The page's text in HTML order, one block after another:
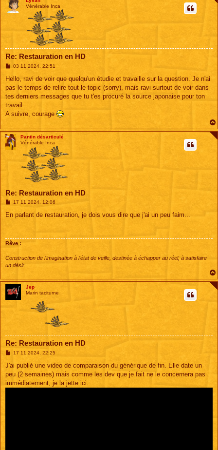
Vénérable Inca
Re: Restauration en HD
M
s
a
g
03 11 2024, 22:51
Hello, ravi de voir que quelqu'un étudie et travaille sur la question. Je n'ai
pas le temps de relire tout le topic (sorry), mais ravi surtout de voir dans
tes derniers messages que tu t'es procuré la source japonaise pour ton
travail.
A suivre, courage
Pantin désarticulé
Vénérable Inca
Re: Restauration en HD
M
s
17 11 2024, 12:06
En parlant de restauration, je dois vous dire que j'ai un peu faim...
Rêve :
Construction de l'imagination à l'état de veille, destinée à échapper au réel, à satisfaire
un désir.
Jep
Marin taciturne
Re: Restauration en HD
M
s
a
g
e
17 11 2024, 22:25
J'ai publié une video de comparaison du générique de fin. Elle date un
peu (2 semaines) mais comme les dev que je fait ne le concernera pas
immédiatement, je la jette ici.